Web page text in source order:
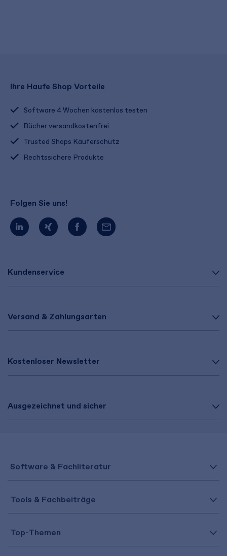
Kundenservice
Versand & Zahlungsarten
Kostenloser Newsletter
Ausgezeichnet und sicher
Ihre Haufe Shop Vorteile
Software 4 Wochen kostenlos testen
Bücher versandkostenfrei
Trusted Shops Käuferschutz
Rechtssichere Produkte
Folgen Sie uns!
Software & Fachliteratur
Tools & Fachbeiträge
Top-Themen